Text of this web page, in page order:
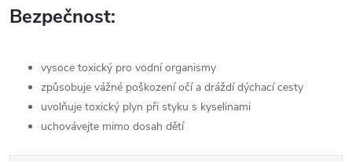
Bezpečnost:
vysoce toxický pro vodní organismy
způsobuje vážné poškození očí a dráždí dýchací cesty
uvolňuje toxický plyn při styku s kyselinami
uchovávejte mimo dosah dětí